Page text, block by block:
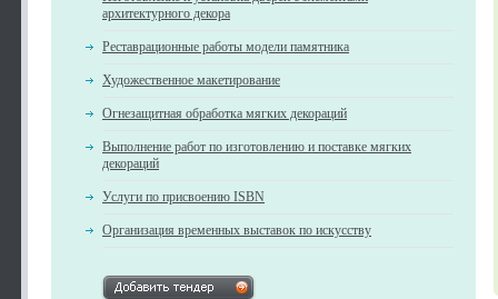
архитектурного декора
Реставрационные работы модели памятника
Художественное макетирование
Огнезащитная обработка мягких декораций
Выполнение работ по изготовлению и поставке мягких
декораций
Услуги по присвоению ISBN
Организация временных выставок по искусству